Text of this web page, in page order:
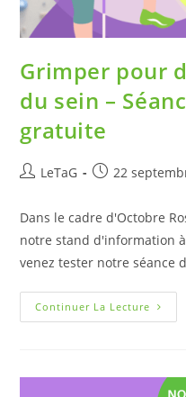
Grimper pour
du sein –
gratuite
LeTaG 22
Dans le cadre d'Octobre
notre stand d'information
venez tester notre séance
Continuer La Lecture